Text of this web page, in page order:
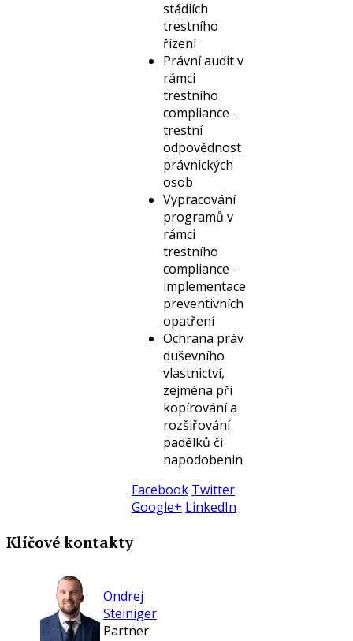
stádiích
trestního
řízení
Právní audit v
rámci
trestního
compliance -
trestní
odpovědnost
právnických
osob
Vypracování
programů v
rámci
trestního
compliance -
implementace
preventivních
opatření
Ochrana práv
duševního
vlastnictví,
zejména při
kopírování a
rozšiřování
padělků či
napodobenin
Facebook Twitter
Google+ LinkedIn
Klíčové kontakty
Ondrej
Steiniger
Partner